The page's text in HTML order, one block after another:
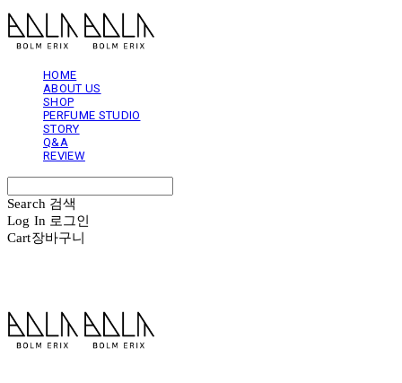
HOME
ABOUT US
SHOP
PERFUME STUDIO
STORY
Q&A
REVIEW
Search 검색
Log In 로그인
Cart장바구니